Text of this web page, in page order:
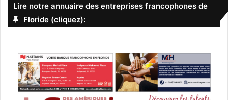
Lire notre annuaire des entreprises francophones de
Floride (cliquez):